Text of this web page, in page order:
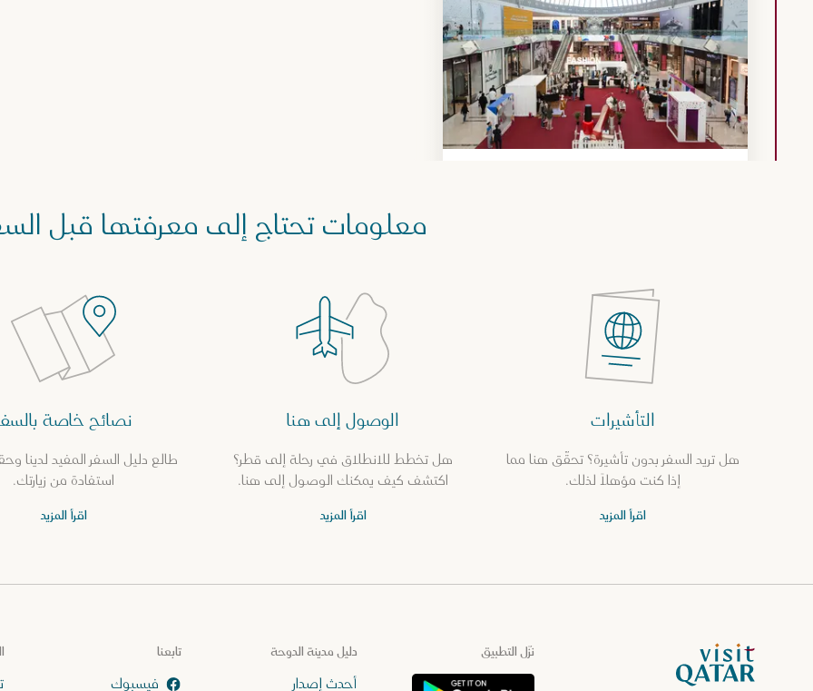
± 5 h typically spent here
مجاناً
تضم مشيرب قلب الدوحة أكثر من 100 مبنى من بينها عقارات
معلومات تحتاج إلى معرفتها قبل
التأشيرات
هل تريد السفر بدون تأشيرة؟ تحقّق هنا مما
إذا كنت مؤهلاً لذلك.
اقرأ المزيد
الوصول إلى هنا
هل تخطط للانطلاق في رحلة إلى قطر؟
اكتشف كيف يمكنك الوصول إلى هنا.
اقرأ المزيد
نصائح خاصة
طالع دليل السفر المفيد لدينا
استفادة من زيارتك.
اقرأ المزيد
الصفحة الرئيسية لموقع VisitQatar نزّل التطبيق دليل مدينة الدوحة
أحدث إصدار
تابعنا